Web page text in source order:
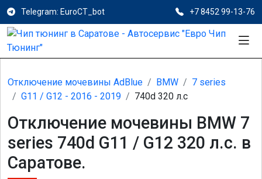
Telegram: EuroCT_bot +7 8452 99-13-76
Отключение мочевины AdBlue BMW
7 series
G11 / G12 - 2016 - 2019
740d 320 л.с
Отключение мочевины BMW 7
series 740d G11 / G12 320 л.с. в
Саратове.